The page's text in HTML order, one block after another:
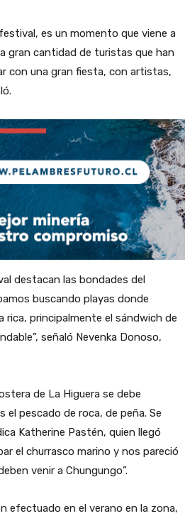
es un momento que viene a
gran cantidad de turistas que han
con una gran fiesta, con artistas,
destacan las bondades del
buscando playas donde
principalmente el sándwich de
señaló Nevenka Donoso,
de La Higuera se debe
el pescado de roca, de peña. Se
Katherine Pastén, quien llegó
el churrasco marino y nos pareció
venir a Chungungo”.
efectuado en el verano en la zona,